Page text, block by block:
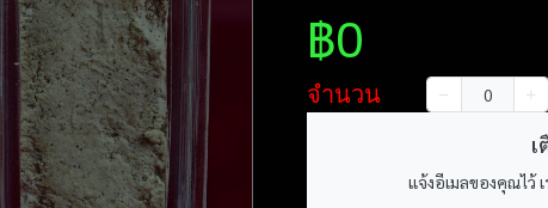
฿0
จำนวน
เ
แจ้งอีเมลของคุณไว้